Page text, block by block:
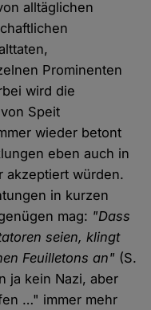
alltäglichen
Prominenten
wird die
Speit
wieder betont
eben auch in
akzeptiert würden.
in kurzen
mag: "Dass
seien, klingt
Feuilletons an" (S.
ja kein Nazi, aber
…" immer mehr